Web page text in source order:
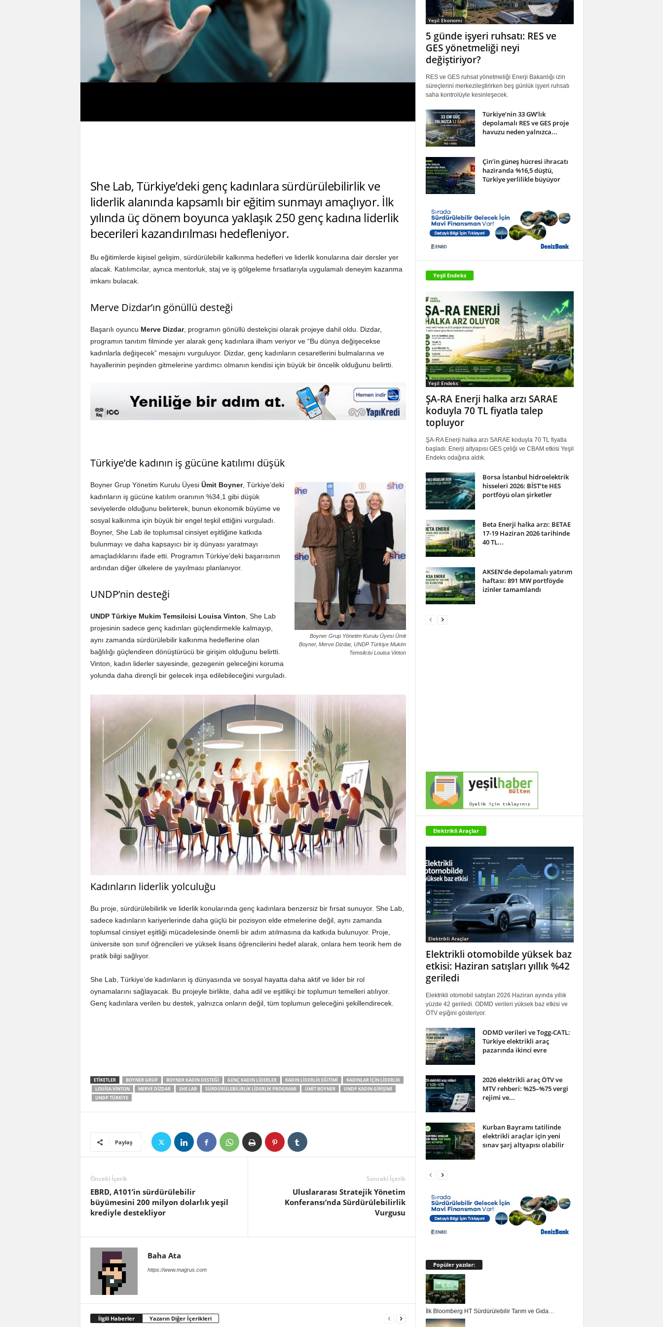
She Lab, Türkiye’deki genç kadınlara sürdürülebilirlik ve
liderlik alanında kapsamlı bir eğitim sunmayı amaçlıyor. İlk
yılında üç dönem boyunca yaklaşık 250 genç kadına liderlik
becerileri kazandırılması hedefleniyor.
Bu eğitimlerde kişisel gelişim, sürdürülebilir kalkınma hedefleri ve liderlik konularına dair dersler yer
alacak. Katılımcılar, ayrıca mentorluk, staj ve iş gölgeleme fırsatlarıyla uygulamalı deneyim kazanma
imkanı bulacak.
Merve Dizdar’ın gönüllü desteği
Başarılı oyuncu Merve Dizdar, programın gönüllü destekçisi olarak projeye dahil oldu. Dizdar,
programın tanıtım filminde yer alarak genç kadınlara ilham veriyor ve “Bu dünya değişecekse
kadınlarla değişecek” mesajını vurguluyor. Dizdar, genç kadınların cesaretlerini bulmalarına ve
hayallerinin peşinden gitmelerine yardımcı olmanın kendisi için büyük bir öncelik olduğunu belirtti.
Türkiye’de kadının iş gücüne katılımı düşük
Boyner Grup Yönetim Kurulu Üyesi Ümit
Boyner, Merve Dizdar, UNDP Türkiye Mukim
Temsilcisi Louisa Vinton
Boyner Grup Yönetim Kurulu Üyesi Ümit Boyner, Türkiye’deki
kadınların iş gücüne katılım oranının %34,1 gibi düşük
seviyelerde olduğunu belirterek, bunun ekonomik büyüme ve
sosyal kalkınma için büyük bir engel teşkil ettiğini vurguladı.
Boyner, She Lab ile toplumsal cinsiyet eşitliğine katkıda
bulunmayı ve daha kapsayıcı bir iş dünyası yaratmayı
amaçladıklarını ifade etti. Programın Türkiye’deki başarısının
ardından diğer ülkelere de yayılması planlanıyor.
UNDP’nin desteği
UNDP Türkiye Mukim Temsilcisi Louisa Vinton, She Lab
projesinin sadece genç kadınları güçlendirmekle kalmayıp,
aynı zamanda sürdürülebilir kalkınma hedeflerine olan
bağlılığı güçlendiren dönüştürücü bir girişim olduğunu belirtti.
Vinton, kadın liderler sayesinde, gezegenin geleceğini koruma
yolunda daha dirençli bir gelecek inşa edilebileceğini vurguladı.
Kadınların liderlik yolculuğu
Bu proje, sürdürülebilirlik ve liderlik konularında genç kadınlara benzersiz bir fırsat sunuyor. She Lab,
sadece kadınların kariyerlerinde daha güçlü bir pozisyon elde etmelerine değil, aynı zamanda
toplumsal cinsiyet eşitliği mücadelesinde önemli bir adım atılmasına da katkıda bulunuyor. Proje,
üniversite son sınıf öğrencileri ve yüksek lisans öğrencilerini hedef alarak, onlara hem teorik hem de
pratik bilgi sağlıyor.
She Lab, Türkiye’de kadınların iş dünyasında ve sosyal hayatta daha aktif ve lider bir rol
oynamalarını sağlayacak. Bu projeyle birlikte, daha adil ve eşitlikçi bir toplumun temelleri atılıyor.
Genç kadınlara verilen bu destek, yalnızca onların değil, tüm toplumun geleceğini şekillendirecek.
ETIKETLER BOYNER GRUP BOYNER KADIN DESTEĞI GENÇ KADIN LIDERLER KADIN LIDERLIK EĞITIMI
KADINLAR IÇIN LIDERLIK
LOUISA VINTON
MERVE DIZDAR SHE LAB SÜRDÜRÜLEBILIRLIK LIDERLIK PROGRAMI ÜMIT BOYNER
UNDP KADIN GIRIŞIMI
UNDP TÜRKIYE
Paylaş
Önceki İçerik
EBRD, A101’in sürdürülebilir
büyümesini 200 milyon dolarlık yeşil
krediyle destekliyor
Sonraki İçerik
Uluslararası Stratejik Yönetim
Konferansı’nda Sürdürülebilirlik
Vurgusu
Baha Ata
https://www.magrus.com
İlgili Haberler Yazarın Diğer İçerikleri
Yeşil Ekonomi
5 günde işyeri ruhsatı: RES ve
GES yönetmeliği neyi
değiştiriyor?
RES ve GES ruhsat yönetmeliği Enerji Bakanlığı izin
süreçlerini merkezileştirirken beş günlük işyeri ruhsatı
saha kontrolüyle kesinleşecek.
Türkiye’nin 33 GW’lık
depolamalı RES ve GES proje
havuzu neden yalnızca...
Çin’in güneş hücresi ihracatı
haziranda %16,5 düştü,
Türkiye yerlilikle büyüyor
Yeşil Endeks
Yeşil Endeks
ŞA-RA Enerji halka arzı SARAE
koduyla 70 TL fiyatla talep
topluyor
ŞA-RA Enerji halka arzı SARAE koduyla 70 TL fiyatla
başladı. Enerji altyapısı GES çeliği ve CBAM etkisi Yeşil
Endeks odağına aldık.
Borsa İstanbul hidroelektrik
hisseleri 2026: BİST’te HES
portföyü olan şirketler
Beta Enerji halka arzı: BETAE
17-19 Haziran 2026 tarihinde
40 TL...
AKSEN’de depolamalı yatırım
haftası: 891 MW portföyde
izinler tamamlandı
Elektrikli Araçlar
Elektrikli Araçlar
Elektrikli otomobilde yüksek baz
etkisi: Haziran satışları yıllık %42
geriledi
Elektrikli otomobil satışları 2026 Haziran ayında yıllık
yüzde 42 geriledi. ODMD verileri yüksek baz etkisi ve
ÖTV eşiğini gösteriyor.
ODMD verileri ve Togg-CATL:
Türkiye elektrikli araç
pazarında ikinci evre
2026 elektrikli araç ÖTV ve
MTV rehberi: %25–%75 vergi
rejimi ve...
Kurban Bayramı tatilinde
elektrikli araçlar için yeni
sınav şarj altyapısı olabilir
Popüler yazılar:
İlk Bloomberg HT Sürdürülebilir Tarım ve Gıda…